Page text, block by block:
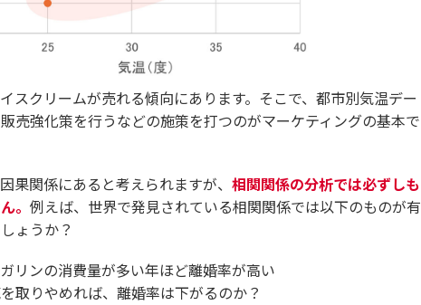
スクリームが売れる傾向にあります。そこで、都市別気温デー
売強化策を行うなどの施策を打つのがマーケティングの基本で
果関係にあると考えられますが、 相関関係の分析では必ずしも
。 例えば、世界で発見されている相関関係では以下のものが有
ょうか？
リンの消費量が多い年ほど離婚率が高い
取りやめれば、離婚率は下がるのか？